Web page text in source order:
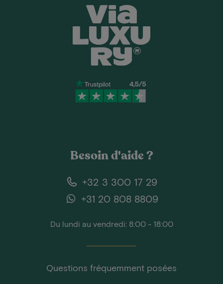
Besoin d'aide ?
+32 3 300 17 29
+31 20 808 8809
Du lundi au vendredi: 8:00 - 18:00
Questions fréquemment posées